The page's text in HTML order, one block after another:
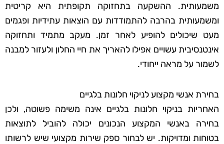
משמעותית. ההשקעה בתחזוקה תקופתית היא קריטית
ומשמעותית בהרבה להתמודדות עם הוצאות עתידיות ופגמים
מעט שיכולים להופיע לאחר זמן. מעקב מתמיד ותחזוקה
אינטנסיבית עשויים אפילו להאריך את חיי החלון ולעזור למבנה
לשמור על מראה ייחודי.
בחירת אנשי מקצוע לניקוי חלונות בלגיים
האחריות בניקוי חלונות בלגיים אינה משימה פשוטה, ולכן
בחירה באנשי המקצוע הנכונים יכולה להוביל לתוצאות
בטוחות ומדויקות. יש לבחור ספק שירות מקצועי שיש לרשותו